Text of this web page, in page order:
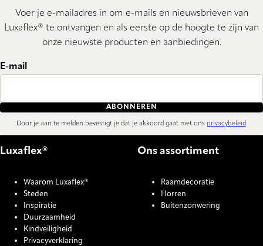
Voer je e-mailadres in om e-mails en nieuwsbrieven van
Luxaflex® te ontvangen en als eerste op de hoogte te zijn van
onze nieuwste producten en aanbiedingen.
E-mail
ABONNEREN
Door je aan te melden bevestigt je dat je akkoord gaat met ons privacybeleid.
Luxaflex®
Waarom Luxaflex®
Steden
Inspiratie
Duurzaamheid
Kindveiligheid
Privacyverklaring
Ons assortiment
Raamdecoratie
Horren
Buitenzonwering